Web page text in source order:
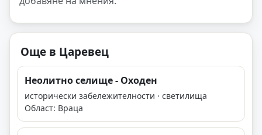
Още в Царевец
Неолитно селище - Оходен
исторически забележителности · светилища
Област: Враца